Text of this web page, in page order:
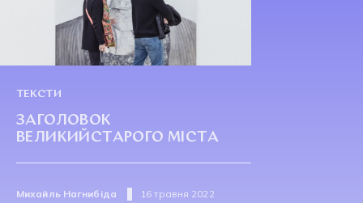
ТЕКСТИ
ЗАГОЛОВОК
ВЕЛИКИЙСТАРОГО МІСТА
Михайль Нагнибіда 16 травня 2022